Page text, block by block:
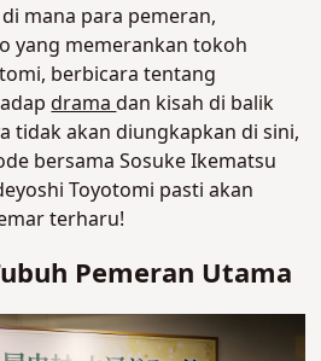
mana para pemeran,
yang memerankan tokoh
berbicara tentang
dramadan kisah di balik
tidak akan diungkapkan di sini,
bersama Sosuke Ikematsu
Toyotomi pasti akan
terharu!
Pemeran Utama